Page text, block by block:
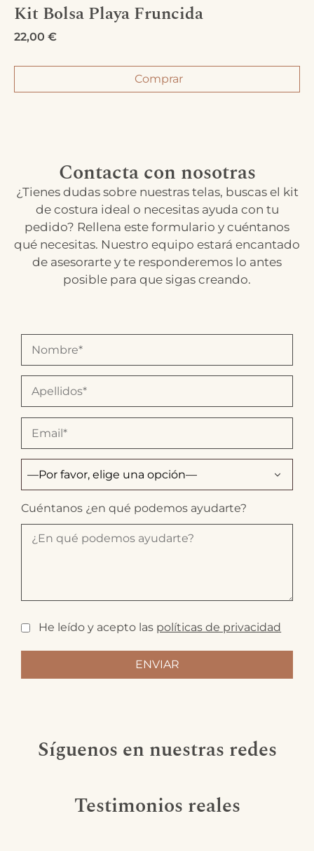
Kit Bolsa Playa Fruncida
22,00 €
Comprar
Contacta con nosotras
¿Tienes dudas sobre nuestras telas, buscas el kit
de costura ideal o necesitas ayuda con tu
pedido? Rellena este formulario y cuéntanos
qué necesitas. Nuestro equipo estará encantado
de asesorarte y te responderemos lo antes
posible para que sigas creando.
Cuéntanos ¿en qué podemos ayudarte?
He leído y acepto las políticas de privacidad
Síguenos en nuestras redes
Testimonios reales